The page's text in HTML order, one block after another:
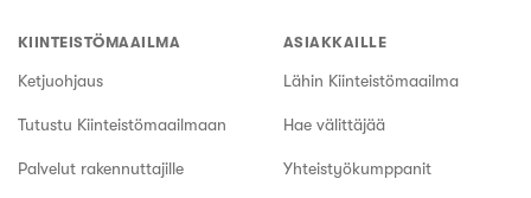
KIINTEISTÖMAAILMA
Ketjuohjaus
Tutustu Kiinteistömaailmaan
Palvelut rakennuttajille
ASIAKKAILLE
Lähin Kiinteistömaailma
Hae välittäjää
Yhteistyökumppanit